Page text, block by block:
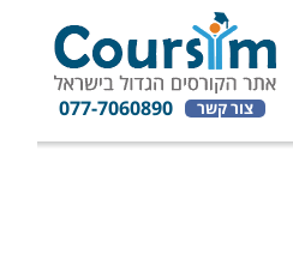
צור קשר 077-7060890